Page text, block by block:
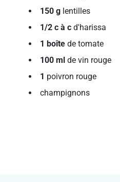
150 g lentilles
1/2 c à c d'harissa
1 boîte de tomate
100 ml de vin rouge
1 poivron rouge
champignons